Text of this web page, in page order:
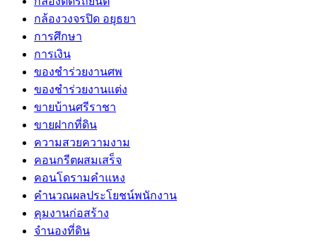
กล้องวงจรปิด อยุธยา
การศึกษา
การเงิน
ของชำร่วยงานศพ
ของชำร่วยงานแต่ง
ขายบ้านศรีราชา
ขายฝากที่ดิน
ความสวยความงาม
คอนกรีตผสมเสร็จ
คอนโดรามคำแหง
คำนวณผลประโยชน์พนักงาน
คุมงานก่อสร้าง
จำนองที่ดิน